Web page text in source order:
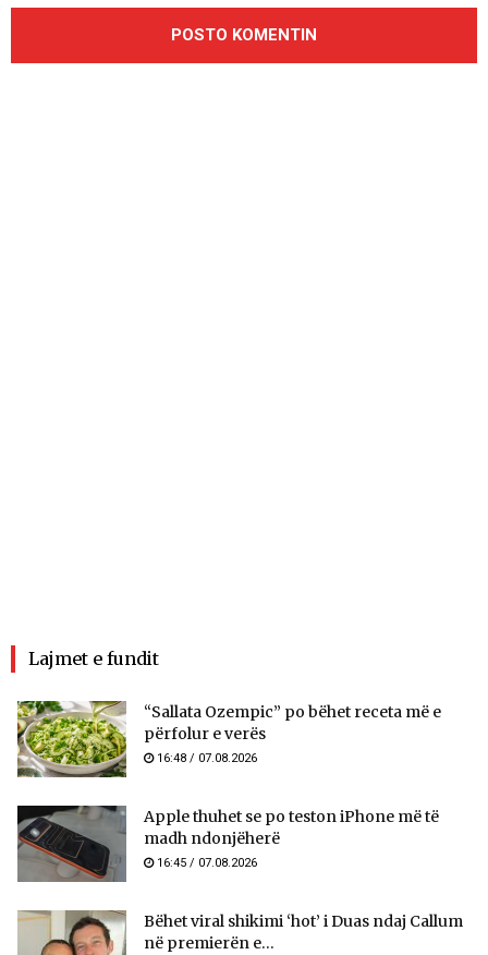
Lajmet e fundit
“Sallata Ozempic” po bëhet receta më e
përfolur e verës
16:48 / 07.08.2026
Apple thuhet se po teston iPhone më të
madh ndonjëherë
16:45 / 07.08.2026
Bëhet viral shikimi ‘hot’ i Duas ndaj Callum
në premierën e...